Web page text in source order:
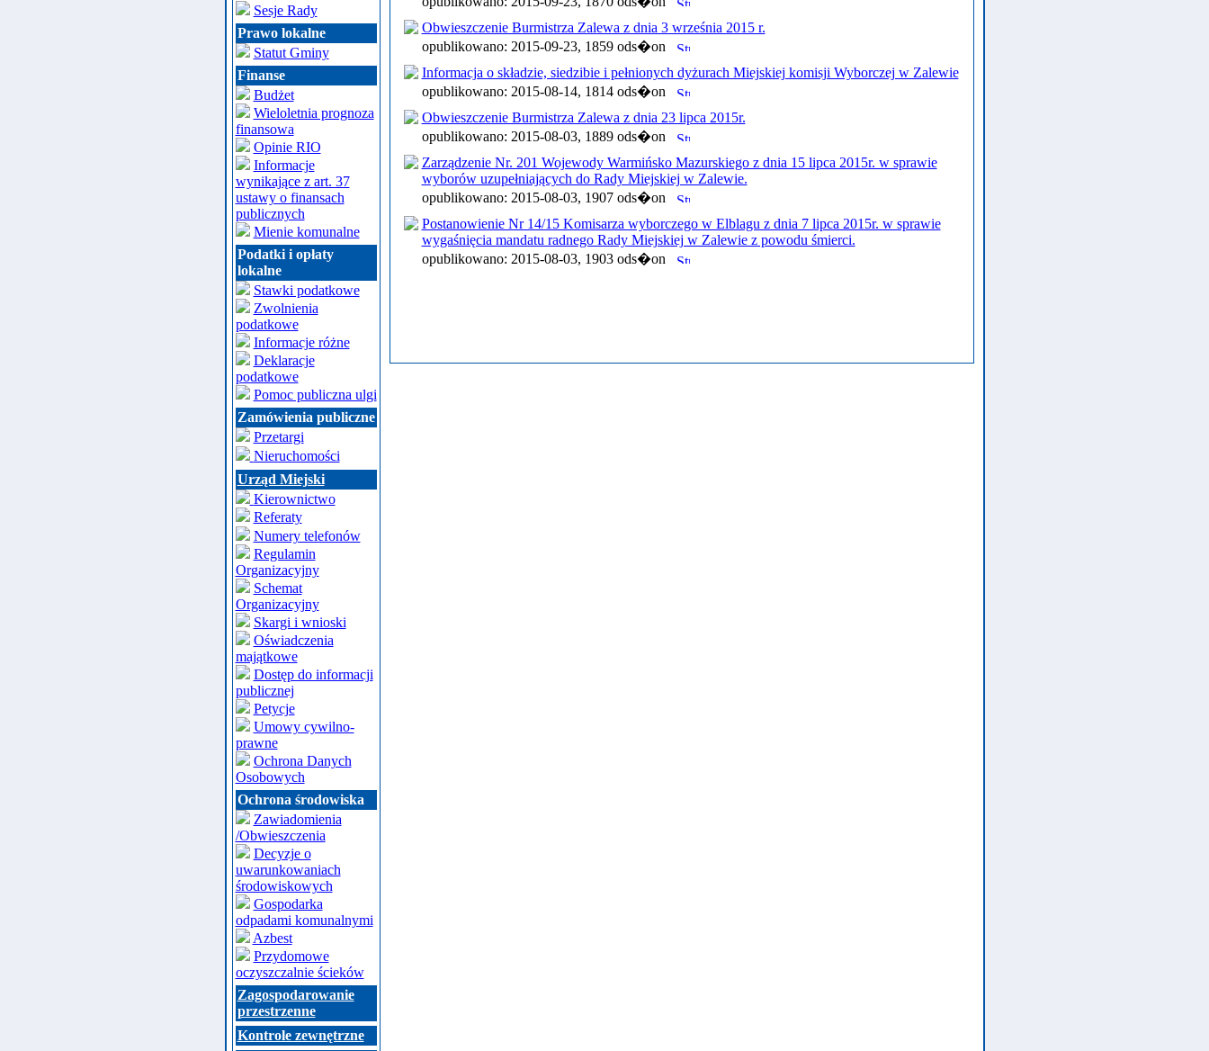
Sesje Rady
Prawo lokalne
Statut Gminy
Finanse
Budżet
Wieloletnia prognoza
finansowa
Opinie RIO
Informacje
wynikające z art. 37
ustawy o finansach
publicznych
Mienie komunalne
Podatki i opłaty
lokalne
Stawki podatkowe
Zwolnienia
podatkowe
Informacje różne
Deklaracje
podatkowe
Pomoc publiczna ulgi
Zamówienia publiczne
Przetargi
Nieruchomości
Urząd Miejski
Kierownictwo
Referaty
Numery telefonów
Regulamin
Organizacyjny
Schemat
Organizacyjny
Skargi i wnioski
Oświadczenia
majątkowe
Dostęp do informacji
publicznej
Petycje
Umowy cywilno-
prawne
Ochrona Danych
Osobowych
Ochrona środowiska
Zawiadomienia
/Obwieszczenia
Decyzje o
uwarunkowaniach
środowiskowych
Gospodarka
odpadami komunalnymi
Azbest
Przydomowe
oczyszczalnie ścieków
Zagospodarowanie
przestrzenne
Kontrole zewnętrzne
Obwieszczenie Burmistrza Zalewa z dnia 3 września 2015 r.
opublikowano: 2015-09-23, 1859 ods�on
Informacja o składzie, siedzibie i pełnionych dyżurach Miejskiej komisji Wyborczej w Zalewie
opublikowano: 2015-08-14, 1814 ods�on
Obwieszczenie Burmistrza Zalewa z dnia 23 lipca 2015r.
opublikowano: 2015-08-03, 1889 ods�on
Zarządzenie Nr. 201 Wojewody Warmińsko Mazurskiego z dnia 15 lipca 2015r. w sprawie
wyborów uzupełniających do Rady Miejskiej w Zalewie.
opublikowano: 2015-08-03, 1907 ods�on
Postanowienie Nr 14/15 Komisarza wyborczego w Elblagu z dnia 7 lipca 2015r. w sprawie
wygaśnięcia mandatu radnego Rady Miejskiej w Zalewie z powodu śmierci.
opublikowano: 2015-08-03, 1903 ods�on